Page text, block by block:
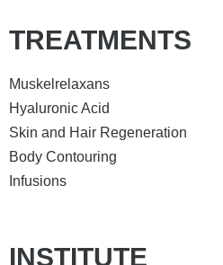
TREATMENTS
Muskelrelaxans
Hyaluronic Acid
Skin and Hair Regeneration
Body Contouring
Infusions
INSTITUTE